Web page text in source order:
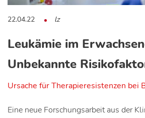
22.04.22 lz
Leukämie im
Unbekannte
Ursache für Therapieresistenzen bei
Eine neue Forschungsarbeit aus der